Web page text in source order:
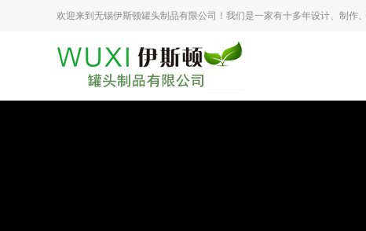
欢迎来到无锡伊斯顿罐头制品有限公司！我们是一家有十多年设计、制作